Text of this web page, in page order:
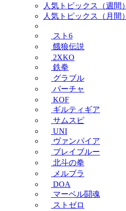
人気トピックス（週間）
人気トピックス（月間）
スト6
餓狼伝説
2XKO
鉄拳
グラブル
バーチャ
KOF
ギルティギア
サムスピ
UNI
ヴァンパイア
ブレイブルー
北斗の拳
メルブラ
DOA
マーベル闘魂
ストゼロ